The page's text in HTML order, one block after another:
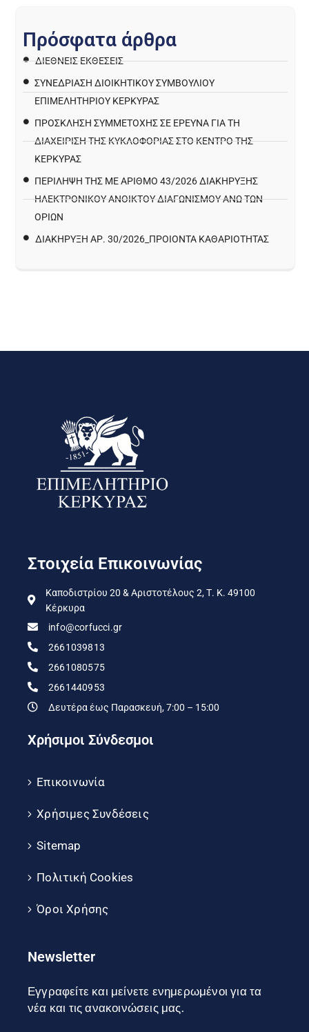
Πρόσφατα άρθρα
ΔΙΕΘΝΕΙΣ ΕΚΘΕΣΕΙΣ
ΣΥΝΕΔΡΙΑΣΗ ΔΙΟΙΚΗΤΙΚΟΥ ΣΥΜΒΟΥΛΙΟΥ
ΕΠΙΜΕΛΗΤΗΡΙΟΥ ΚΕΡΚΥΡΑΣ
ΠΡΌΣΚΛΗΣΗ ΣΥΜΜΕΤΟΧΉΣ ΣΕ ΈΡΕΥΝΑ ΓΙΑ ΤΗ
ΔΙΑΧΕΊΡΙΣΗ ΤΗΣ ΚΥΚΛΟΦΟΡΊΑΣ ΣΤΟ ΚΈΝΤΡΟ ΤΗΣ
ΚΈΡΚΥΡΑΣ
ΠΕΡΙΛΗΨΗ ΤΗΣ ΜΕ ΑΡΙΘΜΟ 43/2026 ΔΙΑΚΗΡΥΞΗΣ
ΗΛΕΚΤΡΟΝΙΚΟΥ ΑΝΟΙΚΤΟΥ ΔΙΑΓΩΝΙΣΜΟΥ ΑΝΩ ΤΩΝ
ΟΡΙΩΝ
ΔΙΑΚΉΡΥΞΗ ΑΡ. 30/2026_ΠΡΟΙΌΝΤΑ ΚΑΘΑΡΙΌΤΗΤΑΣ
Στοιχεία Επικοινωνίας
Καποδιστρίου 20 & Αριστοτέλους 2, Τ. Κ. 49100
Κέρκυρα
info@corfucci.gr
2661039813
2661080575
2661440953
Δευτέρα έως Παρασκευή, 7:00 – 15:00
Χρήσιμοι Σύνδεσμοι
Επικοινωνία
Χρήσιμες Συνδέσεις
Sitemap
Πολιτική Cookies
Όροι Χρήσης
Newsletter
Εγγραφείτε και μείνετε ενημερωμένοι για τα
νέα και τις ανακοινώσεις μας.